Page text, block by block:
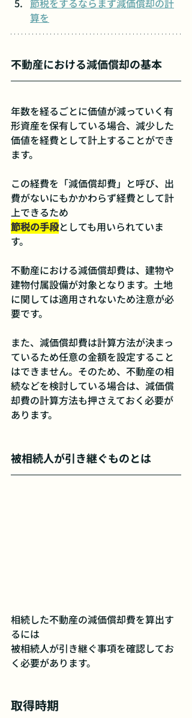
節税をするならまず減価償却の計
算を
不動産における減価償却の基本
年数を経るごとに価値が減っていく有
形資産を保有している場合、減少した
価値を経費として計上することができ
ます。
この経費を「減価償却費」と呼び、出
費がないにもかかわらず経費として計
上できるため
節税の手段としても用いられていま
す。
不動産における減価償却費は、建物や
建物付属設備が対象となります。土地
に関しては適用されないため注意が必
要です。
また、減価償却費は計算方法が決まっ
ているため任意の金額を設定すること
はできません。そのため、不動産の相
続などを検討している場合は、減価償
却費の計算方法も押さえておく必要が
あります。
被相続人が引き継ぐものとは
相続した不動産の減価償却費を算出す
るには
被相続人が引き継ぐ事項を確認してお
く必要があります。
取得時期